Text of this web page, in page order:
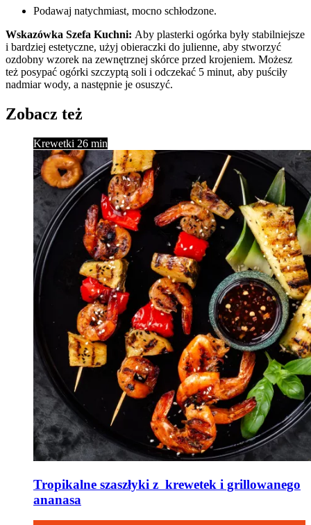
Podawaj natychmiast, mocno schłodzone.
Wskazówka Szefa Kuchni: Aby plasterki ogórka były stabilniejsze
i bardziej estetyczne, użyj obieraczki do julienne, aby stworzyć
ozdobny wzorek na zewnętrznej skórce przed krojeniem. Możesz
też posypać ogórki szczyptą soli i odczekać 5 minut, aby puściły
nadmiar wody, a następnie je osuszyć.
Zobacz też
Krewetki 26 min
Tropikalne szaszłyki z krewetek i grillowanego
ananasa